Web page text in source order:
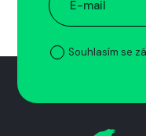
Souhlasím se